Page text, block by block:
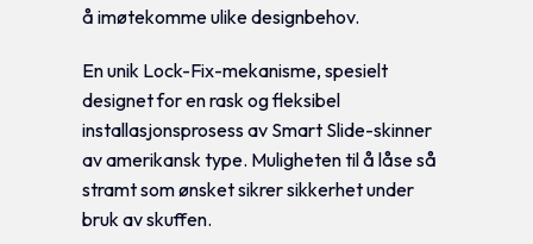
å imøtekomme ulike designbehov.
En unik Lock-Fix-mekanisme, spesielt
designet for en rask og fleksibel
installasjonsprosess av Smart Slide-skinner
av amerikansk type. Muligheten til å låse så
stramt som ønsket sikrer sikkerhet under
bruk av skuffen.